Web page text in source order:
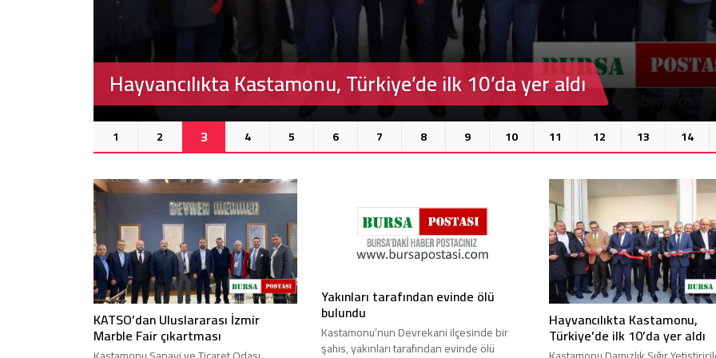
Hayvancılıkta Kastamonu, Türkiye’de ilk 10’da yer aldı
1 2 3 4 5 6 7 8 9 10 11 12 13 14
KATSO’dan Uluslararası İzmir
Marble Fair çıkartması
Yakınları tarafından evinde ölü
bulundu
Kastamonu’nun Devrekani ilçesinde bir
şahıs, yakınları tarafından evinde ölü
Hayvancılıkta Kastamonu,
Türkiye’de ilk 10’da yer aldı
Bursa’da cadde ortasında bıçaklı
kavga
İstanbul’da inşaattan
hayatını kaybetti